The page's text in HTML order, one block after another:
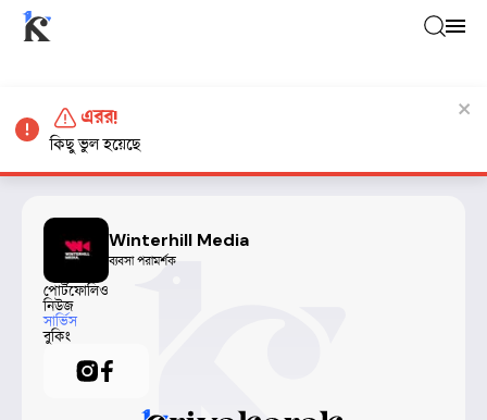
Winterhill Media
ব্যবসা পরামর্শক
পোর্টফোলিও
নিউজ
সার্ভিস
বুকিং
এরর!
কিছু ভুল হয়েছে